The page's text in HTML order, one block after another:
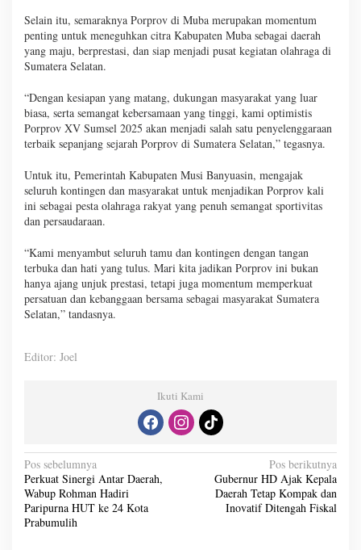
Selain itu, semaraknya Porprov di Muba merupakan momentum
penting untuk meneguhkan citra Kabupaten Muba sebagai daerah
yang maju, berprestasi, dan siap menjadi pusat kegiatan olahraga di
Sumatera Selatan.
“Dengan kesiapan yang matang, dukungan masyarakat yang luar
biasa, serta semangat kebersamaan yang tinggi, kami optimistis
Porprov XV Sumsel 2025 akan menjadi salah satu penyelenggaraan
terbaik sepanjang sejarah Porprov di Sumatera Selatan,” tegasnya.
Untuk itu, Pemerintah Kabupaten Musi Banyuasin, mengajak
seluruh kontingen dan masyarakat untuk menjadikan Porprov kali
ini sebagai pesta olahraga rakyat yang penuh semangat sportivitas
dan persaudaraan.
“Kami menyambut seluruh tamu dan kontingen dengan tangan
terbuka dan hati yang tulus. Mari kita jadikan Porprov ini bukan
hanya ajang unjuk prestasi, tetapi juga momentum memperkuat
persatuan dan kebanggaan bersama sebagai masyarakat Sumatera
Selatan,” tandasnya.
Editor: Joel
Ikuti Kami
N
a
v
i
Pos sebelumnya
Perkuat Sinergi Antar Daerah,
Wabup Rohman Hadiri
Paripurna HUT ke 24 Kota
Prabumulih
Pos berikutnya
Gubernur HD Ajak Kepala
Daerah Tetap Kompak dan
Inovatif Ditengah Fiskal